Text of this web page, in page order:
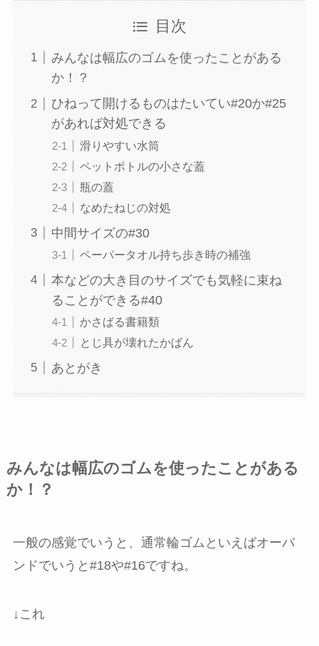
目次
みんなは幅広のゴムを使ったことがある
か！？
ひねって開けるものはたいてい#20か#25
があれば対処できる
滑りやすい水筒
ペットボトルの小さな蓋
瓶の蓋
なめたねじの対処
中間サイズの#30
ペーパータオル持ち歩き時の補強
本などの大き目のサイズでも気軽に束ね
ることができる#40
かさばる書籍類
とじ具が壊れたかばん
あとがき
みんなは幅広のゴムを使ったことがある
か！？
一般の感覚でいうと、通常輪ゴムといえばオーバ
ンドでいうと#18や#16ですね。
↓これ